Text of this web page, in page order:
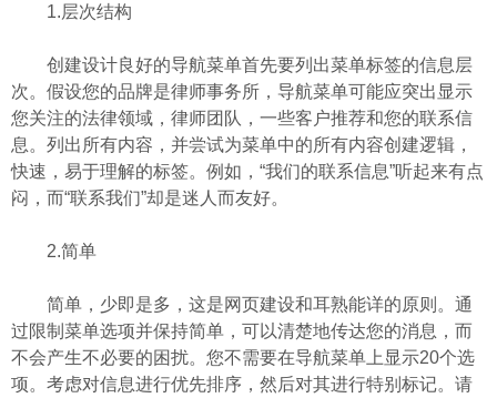
1.层次结构
创建设计良好的导航菜单首先要列出菜单标签的信息层
次。假设您的品牌是律师事务所，导航菜单可能应突出显示
您关注的法律领域，律师团队，一些客户推荐和您的联系信
息。列出所有内容，并尝试为菜单中的所有内容创建逻辑，
快速，易于理解的标签。例如，“我们的联系信息”听起来有点
闷，而“联系我们”却是迷人而友好。
2.简单
简单，少即是多，这是网页建设和耳熟能详的原则。通
过限制菜单选项并保持简单，可以清楚地传达您的消息，而
不会产生不必要的困扰。您不需要在导航菜单上显示20个选
项。考虑对信息进行优先排序，然后对其进行特别标记。请